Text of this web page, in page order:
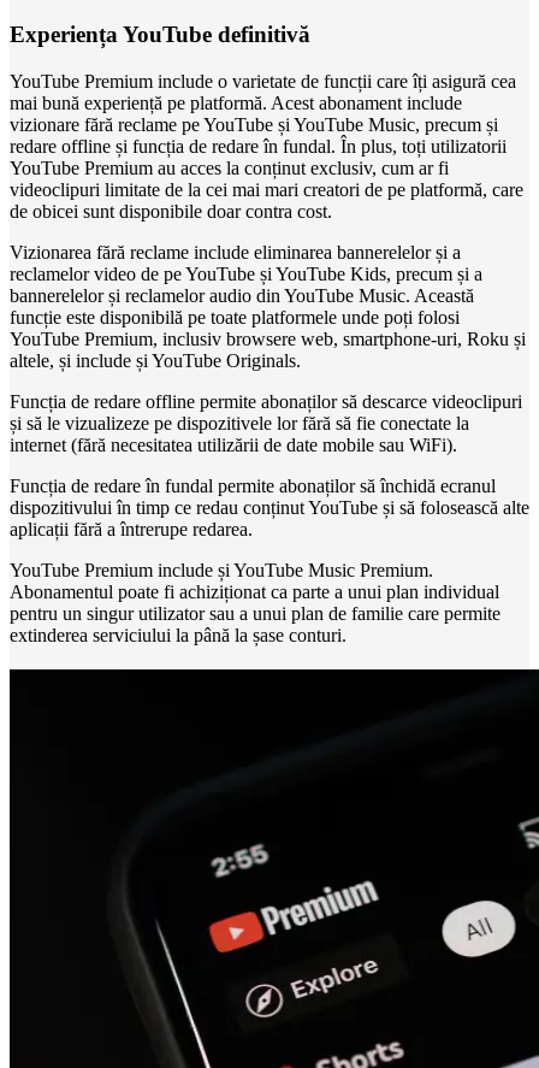
Experiența YouTube definitivă
YouTube Premium include o varietate de funcții care îți asigură cea
mai bună experiență pe platformă. Acest abonament include
vizionare fără reclame pe YouTube și YouTube Music, precum și
redare offline și funcția de redare în fundal. În plus, toți utilizatorii
YouTube Premium au acces la conținut exclusiv, cum ar fi
videoclipuri limitate de la cei mai mari creatori de pe platformă, care
de obicei sunt disponibile doar contra cost.
Vizionarea fără reclame include eliminarea bannerelelor și a
reclamelor video de pe YouTube și YouTube Kids, precum și a
bannerelelor și reclamelor audio din YouTube Music. Această
funcție este disponibilă pe toate platformele unde poți folosi
YouTube Premium, inclusiv browsere web, smartphone-uri, Roku și
altele, și include și YouTube Originals.
Funcția de redare offline permite abonaților să descarce videoclipuri
și să le vizualizeze pe dispozitivele lor fără să fie conectate la
internet (fără necesitatea utilizării de date mobile sau WiFi).
Funcția de redare în fundal permite abonaților să închidă ecranul
dispozitivului în timp ce redau conținut YouTube și să folosească alte
aplicații fără a întrerupe redarea.
YouTube Premium include și YouTube Music Premium.
Abonamentul poate fi achiziționat ca parte a unui plan individual
pentru un singur utilizator sau a unui plan de familie care permite
extinderea serviciului la până la șase conturi.